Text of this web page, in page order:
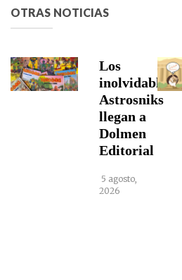
OTRAS NOTICIAS
Los
inolvidables
Astrosniks
llegan a
Dolmen
Editorial
5 agosto,
2026